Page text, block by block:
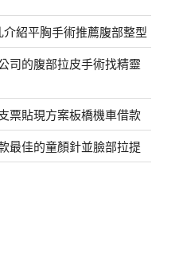
紹平胸手術推薦腹部整型
司的腹部拉皮手術找精靈
票貼現方案板橋機車借款
最佳的童顏針並臉部拉提